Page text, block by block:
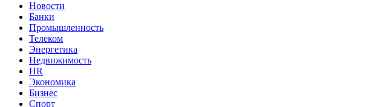
Новости
Банки
Промышленность
Телеком
Энергетика
Недвижимость
HR
Экономика
Бизнес
Спорт